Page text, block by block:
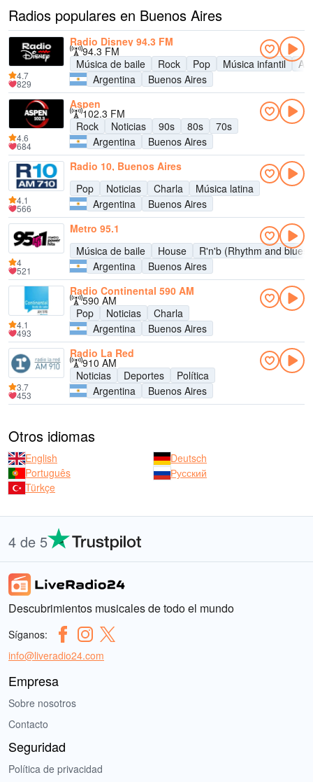
Radios populares en Buenos Aires
Radio Disney 94.3 FM
94.3 FM
Música de baile
Rock Pop Música infantil
Argentina
Buenos Aires
4.7
829
Aspen
102.3 FM
Rock
Noticias 90s 80s
70s
Argentina
Buenos Aires
4.6
684
Radio 10, Buenos Aires
Pop
Noticias Charla
Música latina
Argentina
Buenos Aires
4.1
566
Metro 95.1
Música de baile
House
R'n'b (Rhythm and blues)
Argentina
Buenos Aires
4
521
Radio Continental 590 AM
590 AM
Pop
Noticias
Charla
Argentina
Buenos Aires
4.1
493
Radio La Red
910 AM
Noticias
Deportes
Política
Argentina
Buenos Aires
3.7
453
Otros idiomas
English
Deutsch
Português
Русский
Türkçe
4 de 5
Descubrimientos musicales de todo el mundo
Síganos:
info@liveradio24.com
Empresa
Sobre nosotros
Contacto
Seguridad
Política de privacidad